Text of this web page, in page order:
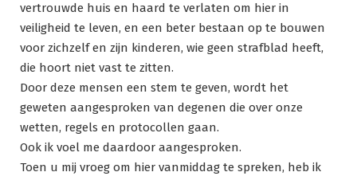
vertrouwde huis en haard te verlaten om hier in
veiligheid te leven, en een beter bestaan op te bouwen
voor zichzelf en zijn kinderen, wie geen strafblad heeft,
die hoort niet vast te zitten.
Door deze mensen een stem te geven, wordt het
geweten aangesproken van degenen die over onze
wetten, regels en protocollen gaan.
Ook ik voel me daardoor aangesproken.
Toen u mij vroeg om hier vanmiddag te spreken, heb ik